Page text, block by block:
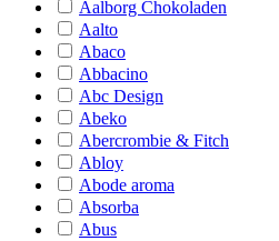
Aalborg Chokoladen
Aalto
Abaco
Abbacino
Abc Design
Abeko
Abercrombie & Fitch
Abloy
Abode aroma
Absorba
Abus